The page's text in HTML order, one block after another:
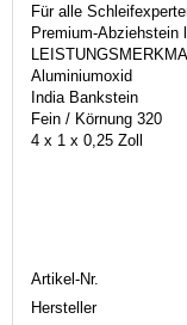
Für alle
Premium-Abziehstein
Aluminiumoxid
India Bankstein
Fein / Körnung 320
4 x 1 x 0,25 Zoll
Artikel-Nr.
Hersteller